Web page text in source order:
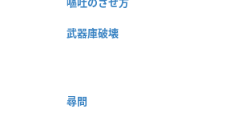
武器庫破壊
尋問